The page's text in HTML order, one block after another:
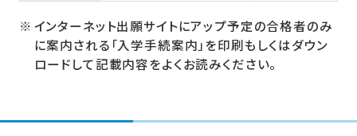
インターネット出願サイトにアップ予定の合格者のみ
に案内される「入学手続案内」を印刷もしくはダウン
ロードして記載内容をよくお読みください。